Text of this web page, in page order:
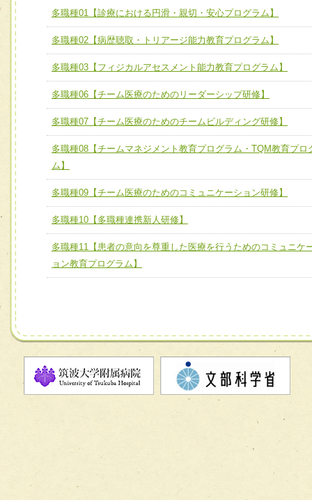
ユニット１ 医療人としての基礎能力
全人的医療を実践する医療人として、必要な基礎能力を身
ける
ユニット２ チーム医療構成力
必要に応じて柔軟に医療チームを組織し、強調できる
ユニット３ 多職種連携力
他職種の視点とスキルを学び、相互理解と連携を深める
チーム01【病院内横断的問題解決チーム】
チーム02【地域医療連携推進による高度医療を必要とする
宅患者等支援チーム】
チーム03【癌患者服薬サポートチーム】
チーム04【口腔ケアチーム】
チーム05【せん妄対策チーム】
チーム07【病院職員に対する院内感染対策教育チーム】
チーム08【地域関係機関と連携した小児リハビリテーショ
チーム】
チーム09【術前から始める周術期リハビリテーションチー
ム】
チーム11【摂食・嚥下サポートチーム】
チーム12【こどもの食育支援チーム】
チーム13【非がんに対する緩和ケアチーム】
多職種01【診療における円滑・親切・安心プログラム】
多職種02【病歴聴取・トリアージ能力教育プログラム】
多職種03【フィジカルアセスメント能力教育プログラム】
多職種06【チーム医療のためのリーダーシップ研修】
多職種07【チーム医療のためのチームビルディング研修】
多職種08【チームマネジメント教育プログラム・TQM教育プロ
ム】
多職種09【チーム医療のためのコミュニケーション研修】
多職種10【多職種連携新人研修】
多職種11【患者の意向を尊重した医療を行うためのコミュニケ
ョン教育プログラム】